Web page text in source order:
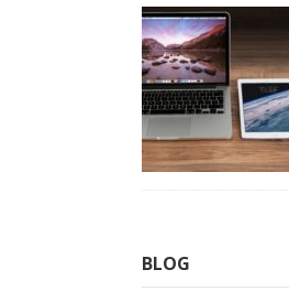
BLOG